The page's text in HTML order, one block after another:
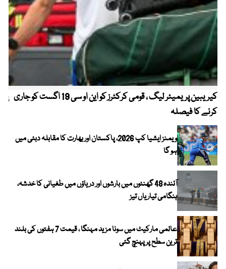
کیریبین پریمیئر لیگ ، قومی کرکٹرز کو این او سی 19 اگست کو جاری
کرنے کا فیصلہ
ویمنز ایشیا کپ 2026، پاکستان اور بھارت کا مقابلہ دبئی میں
ہو گا
آئندہ 48 گھنٹوں میں بارشوں اور دریاؤں میں طغیانی کا خدشہ،
ہنگامی تیاریاں تیز
عالمی مارکیٹ میں سونا مزید مہنگا ، قیمت 7 ہفتوں کی بلند
ترین سطح پر پہنچ گئی